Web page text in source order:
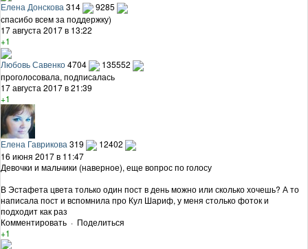
Елена Донскова 314
9285
спасибо всем за поддержку)
17 августа 2017 в 13:22
+1
Любовь Савенко4704
135552
проголосовала, подписалась
17 августа 2017 в 21:39
+1
Елена Гаврикова 319
12402
16 июня 2017 в 11:47
Девочки и мальчики (наверное), еще вопрос по голосу
В Эстафета цвета только один пост в день можно или сколько хочешь? А то
написала пост и вспомнила про Кул Шариф, у меня столько фоток и
подходит как раз
Комментировать · Поделиться
+1